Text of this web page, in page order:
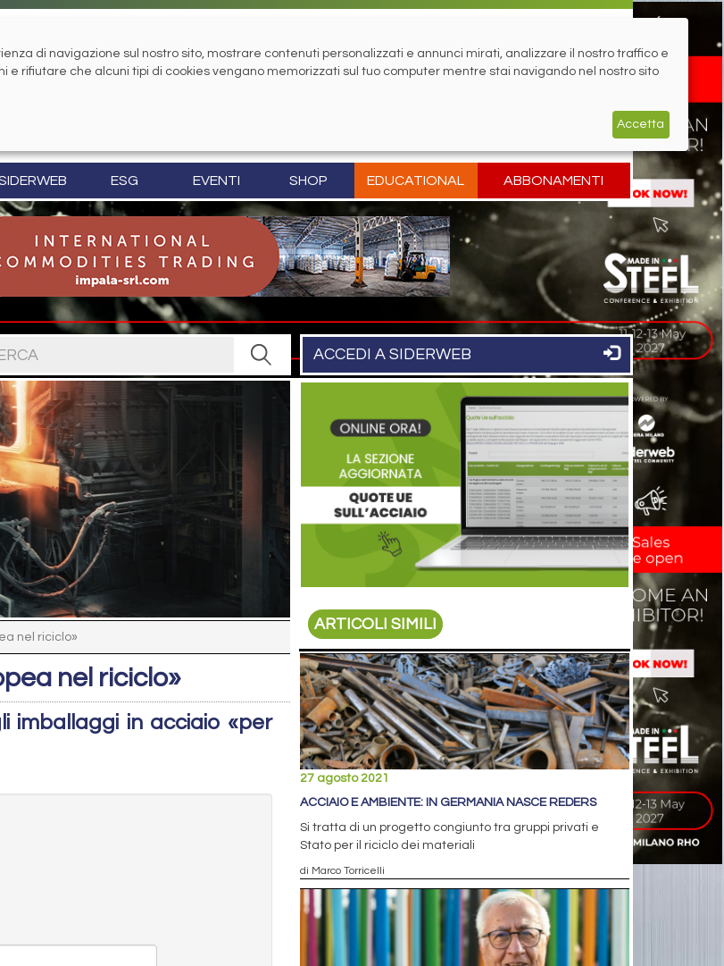
ESG EVENTI SHOP EDUCATIONAL ABBONAMENTI
ACCEDI A SIDERWEB
nel riciclo»
nel riciclo»
imballaggi in acciaio «per
ARTICOLI SIMILI
27 agosto 2021
ACCIAIO E AMBIENTE: IN GERMANIA NASCE REDERS
Si tratta di un progetto congiunto tra gruppi privati e
Stato per il riciclo dei materiali
di Marco Torricelli
di navigazione sul nostro sito, mostrare contenuti personalizzati e annunci mirati, analizzare il nostro traffico e
e rifiutare che alcuni tipi di cookies vengano memorizzati sul tuo computer mentre stai navigando nel nostro sito
Accetta